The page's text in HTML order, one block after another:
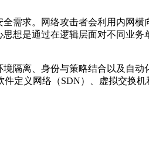
需求。网络攻击者会利用内网
想是通过在逻辑层面对不同业
隔离、身份与策略结合以及自
件定义网络（SDN）、虚拟交换